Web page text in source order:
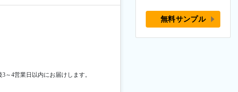
4営業日以内にお届けします。
無料サンプル